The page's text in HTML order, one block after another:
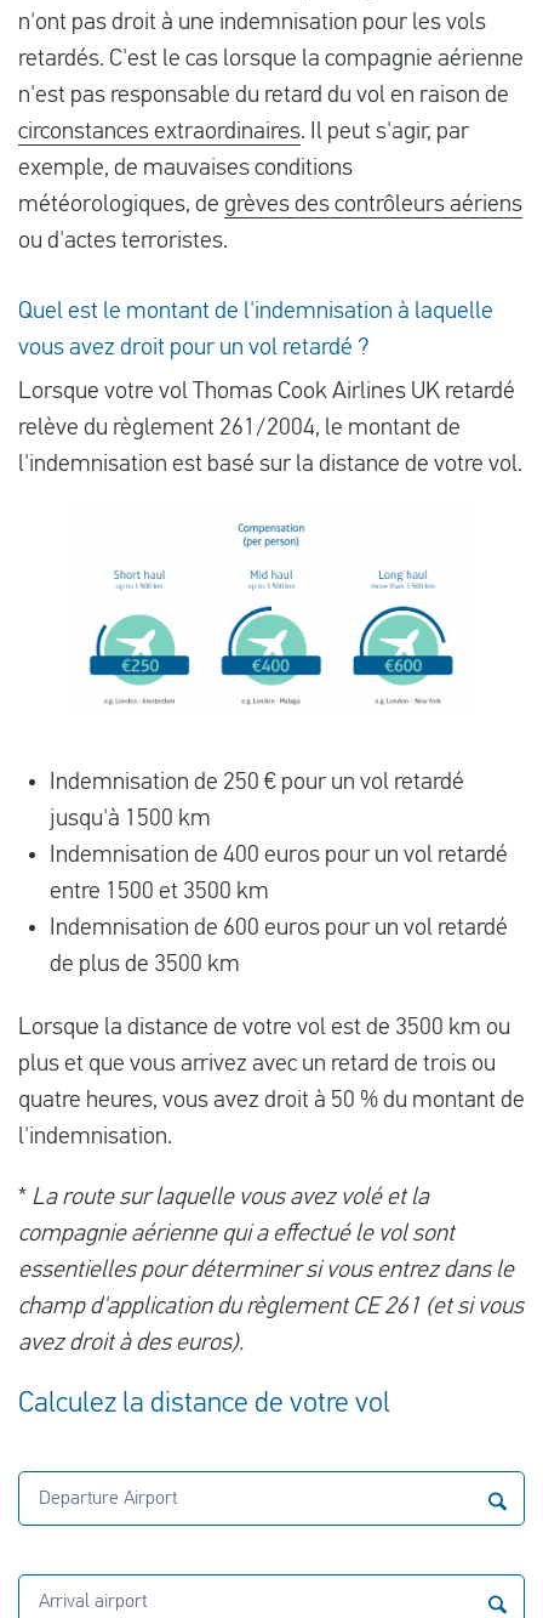
n'ont pas droit à une indemnisation pour les vols
retardés. C'est le cas lorsque la compagnie aérienne
n'est pas responsable du retard du vol en raison de
circonstances extraordinaires. Il peut s'agir, par
exemple, de mauvaises conditions
météorologiques, de grèves des contrôleurs aériens
ou d'actes terroristes.
Quel est le montant de l'indemnisation à laquelle
vous avez droit pour un vol retardé ?
Lorsque votre vol Thomas Cook Airlines UK retardé
relève du règlement 261/2004, le montant de
l'indemnisation est basé sur la distance de votre vol.
Indemnisation de 250 € pour un vol retardé
jusqu'à 1500 km
Indemnisation de 400 euros pour un vol retardé
entre 1500 et 3500 km
Indemnisation de 600 euros pour un vol retardé
de plus de 3500 km
Lorsque la distance de votre vol est de 3500 km ou
plus et que vous arrivez avec un retard de trois ou
quatre heures, vous avez droit à 50 % du montant de
l'indemnisation.
* La route sur laquelle vous avez volé et la
compagnie aérienne qui a effectué le vol sont
essentielles pour déterminer si vous entrez dans le
champ d'application du règlement CE 261 (et si vous
avez droit à des euros).
Calculez la distance de votre vol
Departure Airport
Arrival airport